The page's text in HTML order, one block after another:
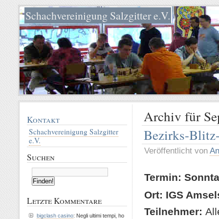
Schachvereinigung Salzgitter e.V.
Archiv für
Bezirks-
Veröffentlicht von
Termin:
Ort: IGS
Teilnehmer:
Kontakt
Schachvereinigung Salzgitter
e.V.
Suchen
Letzte Kommentare
bigclash casino: Negli ultimi tempi, ho